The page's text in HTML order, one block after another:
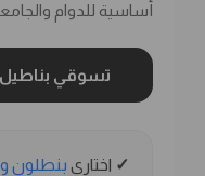
أساسية للدوام
تسوقي
✓ اختاري بنطلون